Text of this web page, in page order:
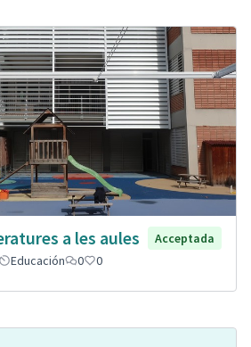
a les aules
Acceptada
Educación 0 0